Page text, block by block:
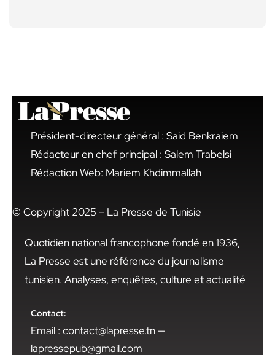
Président-directeur général : Said Benkraiem
Rédacteur en chef principal : Salem Trabelsi
Rédaction Web: Mariem Khdimmallah
© Copyright 2025 – La Presse de Tunisie
Quotidien national francophone fondé en 1936,
La Presse est une référence du journalisme
tunisien. Analyses, enquêtes, culture et actualité
Contact:
Email : contact@lapresse.tn —
lapressepub@gmail.com